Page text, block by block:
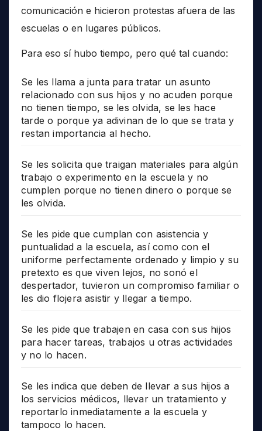
comunicación e hicieron protestas afuera de las
escuelas o en lugares públicos.
Para eso sí hubo tiempo, pero qué tal cuando:
Se les llama a junta para tratar un asunto
relacionado con sus hijos y no acuden porque
no tienen tiempo, se les olvida, se les hace
tarde o porque ya adivinan de lo que se trata y
restan importancia al hecho.
Se les solicita que traigan materiales para algún
trabajo o experimento en la escuela y no
cumplen porque no tienen dinero o porque se
les olvida.
Se les pide que cumplan con asistencia y
puntualidad a la escuela, así como con el
uniforme perfectamente ordenado y limpio y su
pretexto es que viven lejos, no sonó el
despertador, tuvieron un compromiso familiar o
les dio flojera asistir y llegar a tiempo.
Se les pide que trabajen en casa con sus hijos
para hacer tareas, trabajos u otras actividades
y no lo hacen.
Se les indica que deben de llevar a sus hijos a
los servicios médicos, llevar un tratamiento y
reportarlo inmediatamente a la escuela y
tampoco lo hacen.